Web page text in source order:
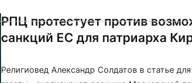
РПЦ протестует против
санкций ЕС для патриарха
Религиовед Александр Солдатов в статье